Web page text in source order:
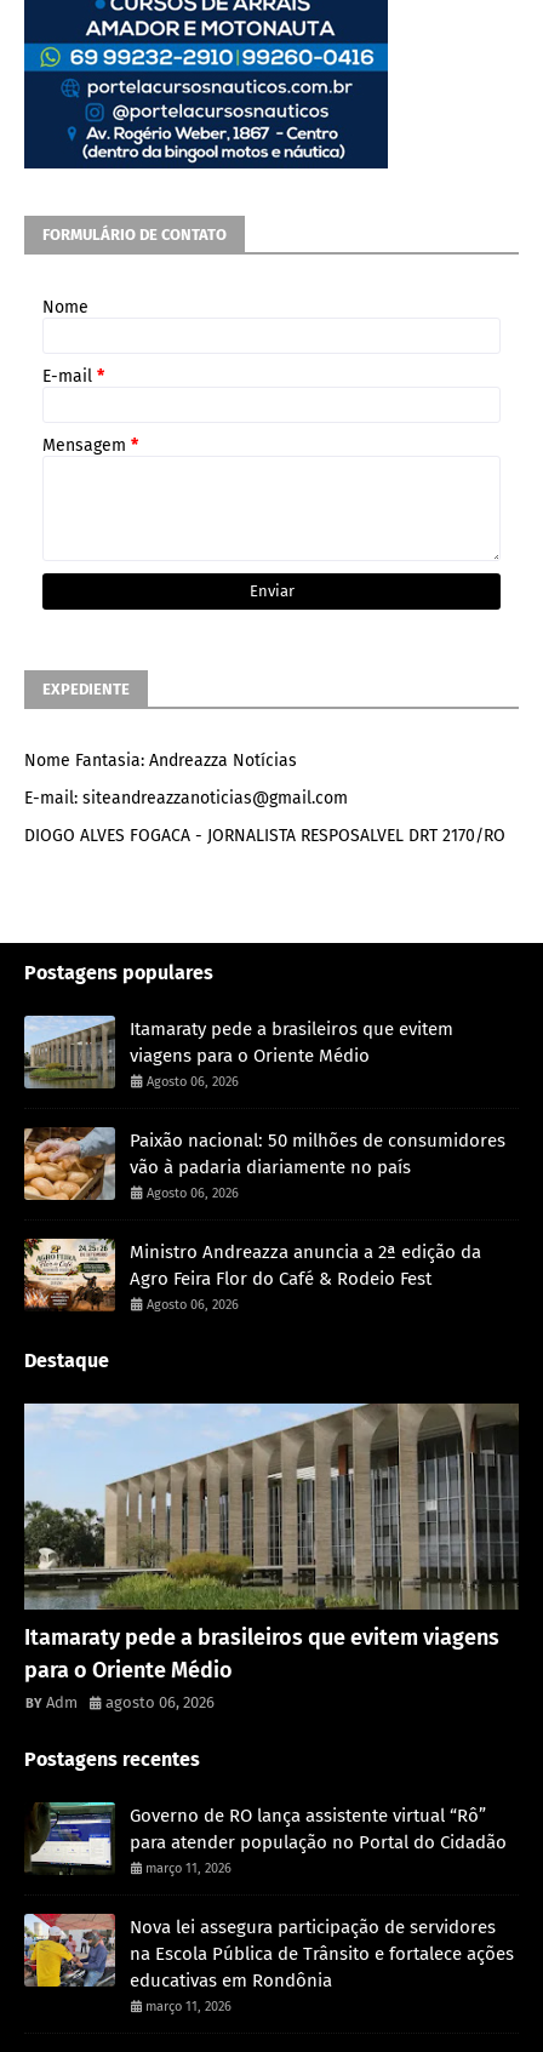
FORMULÁRIO DE CONTATO
Nome
E-mail *
Mensagem *
EXPEDIENTE
Nome Fantasia: Andreazza Notícias
E-mail: siteandreazzanoticias@gmail.com
DIOGO ALVES FOGACA - JORNALISTA RESPOSALVEL DRT 2170/RO
Postagens populares
Itamaraty pede a brasileiros que evitem
viagens para o Oriente Médio
Agosto 06, 2026
Paixão nacional: 50 milhões de consumidores
vão à padaria diariamente no país
Agosto 06, 2026
Ministro Andreazza anuncia a 2ª edição da
Agro Feira Flor do Café & Rodeio Fest
Agosto 06, 2026
Destaque
Itamaraty pede a brasileiros que evitem viagens
para o Oriente Médio
Adm agosto 06, 2026
Postagens recentes
Governo de RO lança assistente virtual “Rô”
para atender população no Portal do Cidadão
março 11, 2026
Nova lei assegura participação de servidores
na Escola Pública de Trânsito e fortalece ações
educativas em Rondônia
março 11, 2026